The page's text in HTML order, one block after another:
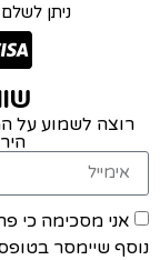
ניתן
רוצה לשמוע על
אני מסכימה כי
נוסף שיימסר